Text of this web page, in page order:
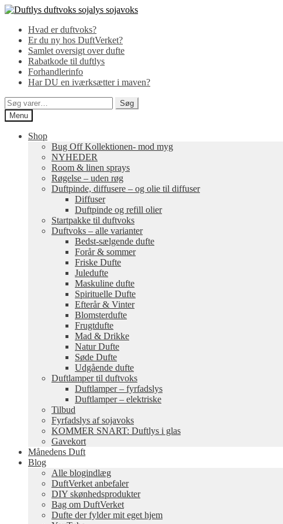
Spring
navigation
Spring
indholdHvad er duftvoks?
Er du ny hos DuftVerket?
Samlet oversigt over dufte
Rabatkode til duftlys
Forhandlerinfo
Har DU en iværksætter i maven?
Søg
efter:
Søg
Menu
Shop
Bug Off Kollektionen- mod myg
NYHEDER
Room & linen sprays
Røgelse – uden røg
Duftpinde, diffusere – og olie til diffuser
Diffuser
Duftpinde og refill olier
Startpakke til duftvoks
Duftvoks – alle varianter
Bedst-sælgende dufte
Forår & sommer
Friske Dufte
Juledufte
Maskuline dufte
Spirituelle Dufte
Efterår & Vinter
Blomsterdufte
Frugtdufte
Mad & Drikke
Natur Dufte
Søde Dufte
Udgående dufte
Duftlamper til duftvoks
Duftlamper – fyrfadslys
Duftlamper – elektriske
Tilbud
Fyrfadslys af sojavoks
KOMMER SNART: Duftlys i glas
Gavekort
Månedens Duft
Blog
Alle blogindlæg
DuftVerket anbefaler
DIY skønhedsprodukter
Bag om DuftVerket
Dufte der fylder mit eget hjem